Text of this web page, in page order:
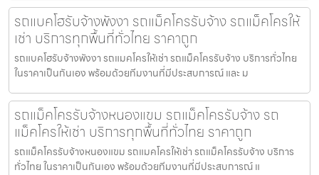
รถแบคโฮรับจ้างพังงา รถแม็คโครรับจ้าง รถแม็คโครให้
เช่า บริการทุกพื้นที่ทั่วไทย ราคาถูก
รถแบคโฮรับจ้างพังงา รถแมคโครให้เช่า รถแม็คโครรับจ้าง บริการทั่วไทย
ในราคาเป็นกันเอง พร้อมด้วยทีมงานที่มีประสบการณ์ และ ม
รถแม็คโครรับจ้างหนองแขม รถแม็คโครรับจ้าง รถ
แม็คโครให้เช่า บริการทุกพื้นที่ทั่วไทย ราคาถูก
รถแม็คโครรับจ้างหนองแขม รถแมคโครให้เช่า รถแม็คโครรับจ้าง บริการ
ทั่วไทย ในราคาเป็นกันเอง พร้อมด้วยทีมงานที่มีประสบการณ์ แ